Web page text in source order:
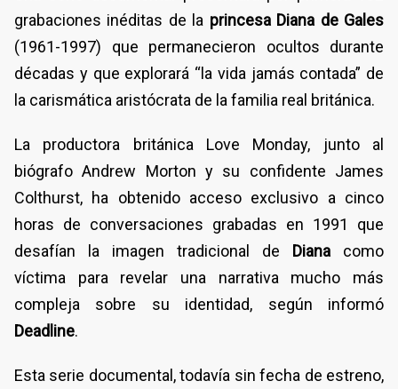
grabaciones inéditas de la princesa Diana de Gales
(1961-1997) que permanecieron ocultos durante
décadas y que explorará “la vida jamás contada” de
la carismática aristócrata de la familia real británica.
La productora británica Love Monday, junto al
biógrafo Andrew Morton y su confidente James
Colthurst, ha obtenido acceso exclusivo a cinco
horas de conversaciones grabadas en 1991 que
desafían la imagen tradicional de
Diana como
víctima para revelar una narrativa mucho más
compleja sobre su identidad, según informó
Deadline.
Esta serie documental, todavía sin fecha de estreno,